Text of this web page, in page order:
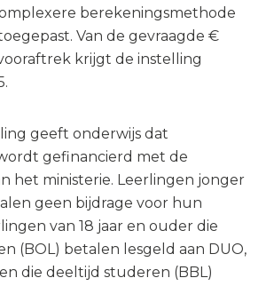
berekeningsmethode
Van de gevraagde €
krijgt de instelling
geeft onderwijs dat
gefinancierd met de
het ministerie. Leerlingen jonger
geen bijdrage voor hun
van 18 jaar en ouder die
(BOL) betalen lesgeld aan DUO,
die deeltijd studeren (BBL)